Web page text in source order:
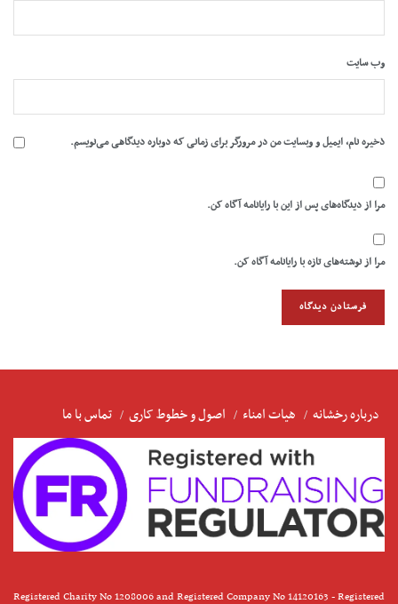
وب‌ سایت
ذخیره نام، ایمیل و وبسایت من در مرورگر برای زمانی که دوباره دیدگاهی می‌نویسم.
مرا از دیدگاه‌های پس از این با رایانامه آگاه کن.
مرا از نوشته‌های تازه با رایانامه آگاه کن.
درباره رخشانه هیات امناء اصول و خطوط کاری تماس با ما
Registered Charity No 1208006 and Registered Company No 14120163 - Registered